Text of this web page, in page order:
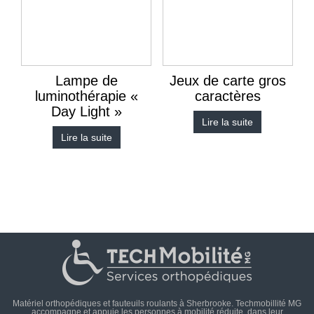
Lampe de
luminothérapie «
Day Light »
Lire la suite
Jeux de carte gros
caractères
Lire la suite
Matériel orthopédiques et fauteuils roulants à Sherbrooke. Techmobillité MG
accompagne et appuie les personnes à mobilité réduite, dans leur